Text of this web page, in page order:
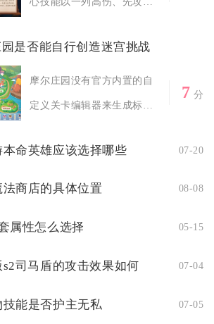
园是否能自行创造迷宫挑战
摩尔庄园没有官方内置的自
定义关卡编辑器来生成标准
7 分
命英雄应该选择哪些 07-20
商店的具体位置 08-08
属性怎么选择 05-15
司马盾的攻击效果如何 07-04
能是否护主无私 07-05